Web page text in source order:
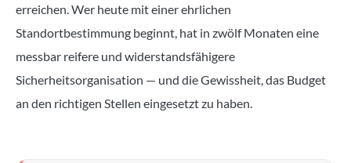
erreichen. Wer heute mit einer ehrlichen
Standortbestimmung beginnt, hat in zwölf Monaten eine
messbar reifere und widerstandsfähigere
Sicherheitsorganisation — und die Gewissheit, das Budget
an den richtigen Stellen eingesetzt zu haben.